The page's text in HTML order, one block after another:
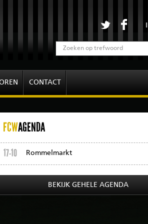
CONTACT
FCWAGENDA
17-10 Rommelmarkt
BEKIJK GEHELE AGENDA